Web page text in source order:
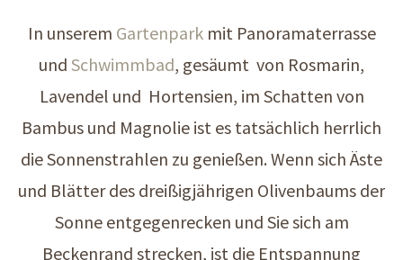
In unserem Gartenparkmit Panoramaterrasse
und Schwimmbad, gesäumt von Rosmarin,
Lavendel und Hortensien, im Schatten von
Bambus und Magnolie ist es tatsächlich herrlich
die Sonnenstrahlen zu genießen. Wenn sich Äste
und Blätter des dreißigjährigen Olivenbaums der
Sonne entgegenrecken und Sie sich am
Beckenrand strecken, ist die Entspannung